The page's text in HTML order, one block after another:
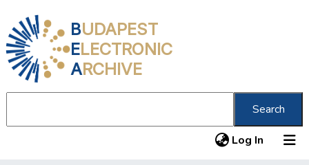
BUDAPEST
ELECTRONIC
ARCHIVE
Search
Log In (current)